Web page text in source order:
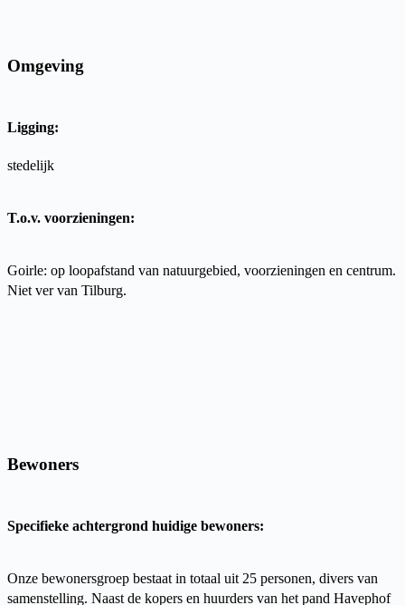
Omgeving
Ligging:
stedelijk
T.o.v. voorzieningen:
Goirle: op loopafstand van natuurgebied, voorzieningen en centrum.
Niet ver van Tilburg.
Bewoners
Specifieke achtergrond huidige bewoners:
Onze bewonersgroep bestaat in totaal uit 25 personen, divers van
samenstelling. Naast de kopers en huurders van het pand Havephof